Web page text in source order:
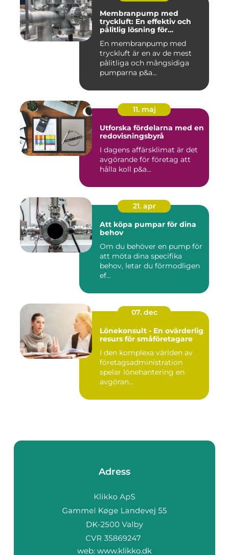
Membranpump med
tryckluft: En effektiv och
pålitlig lösning för
En membranpump med
tryckluft är en av de mest
pålitliga och mångsidiga
pumparna p&a...
11. maj
Utforska fördelarna med en
redovisningsbyrå
I dagens affärsklimat är det
avgörande för företag att
hålla koll p&a...
21. apr
Att köpa pumpar för dina
behov
Om du behöver en pump för
att möta dina specifika
behov, letar du förmodligen
ef...
07. dec
Lönekonsult - En ovärderlig
resurs för småföretagare
I den komplexa världen av
företagsadministration
spelar lönehantering en
avgöran...
Adress
web: www.klikko.dk